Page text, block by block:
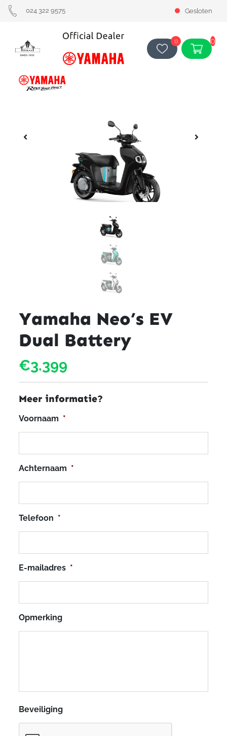
024 322 9575 Gesloten
0 0
Yamaha Neo’s EV
Dual Battery
€3.399
Meer informatie?
Voornaam *
Achternaam *
Telefoon *
E-mailadres *
Opmerking
Beveiliging